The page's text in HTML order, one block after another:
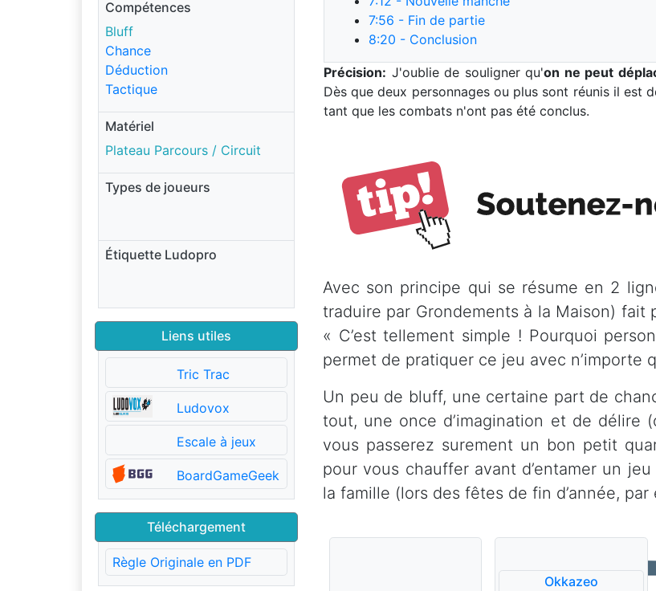
Compétences
Bluff
Chance
Déduction
Tactique
Matériel
Plateau Parcours / Circuit
Types de joueurs
Étiquette Ludopro
Liens utiles
Tric Trac
Ludovox
Escale à jeux
BoardGameGeek
Téléchargement
Règle Originale en PDF
7:56 - Fin de partie
8:20 - Conclusion
Précision: J'oublie de souligner qu'on ne peut
Dès que deux personnages ou plus sont réunis il est
tant que les combats n'ont pas été conclus.
Avec son principe qui se résume en 2
traduire par Grondements à la Maison)
« C’est tellement simple ! Pourquoi
permet de pratiquer ce jeu avec n’importe
Un peu de bluff, une certaine part de
tout, une once d’imagination et de délire
vous passerez surement un bon petit
pour vous chauffer avant d’entamer un
la famille (lors des fêtes de fin d’année, par
Okkazeo